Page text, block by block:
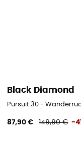
Black Diamond
Pursuit 30 -
87,90 € 149,90 € -